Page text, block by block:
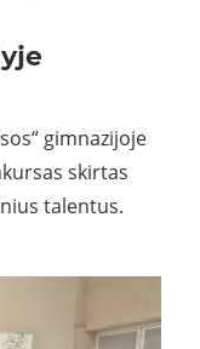
gimnazijoje
skirtas
talentus.